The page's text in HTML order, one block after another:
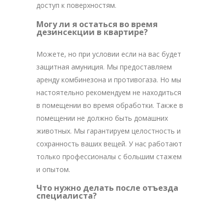
доступ к поверхностям.
Могу ли я остаться во время
дезинсекции в квартире?
Можете, но при условии если на вас будет
защитная амуниция. Мы предоставляем
аренду комбинезона и противогаза. Но мы
настоятельно рекомендуем не находиться
в помещении во время обработки. Также в
помещении не должно быть домашних
животных. Мы гарантируем целостность и
сохранность ваших вещей. У нас работают
только профессионалы с большим стажем
и опытом.
Что нужно делать после отъезда
специалиста?